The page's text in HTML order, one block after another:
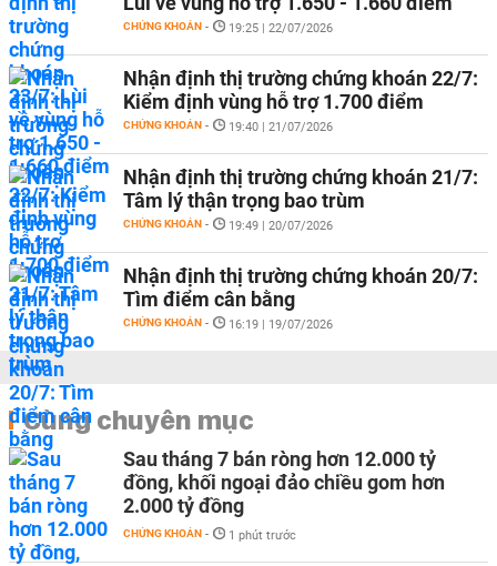
CHỨNG KHOÁN - 19:25 | 22/07/2026
Nhận định thị trường chứng khoán 22/7:
Kiểm định vùng hỗ trợ 1.700 điểm
CHỨNG KHOÁN - 19:40 | 21/07/2026
Nhận định thị trường chứng khoán 21/7:
Tâm lý thận trọng bao trùm
CHỨNG KHOÁN - 19:49 | 20/07/2026
Nhận định thị trường chứng khoán 20/7:
Tìm điểm cân bằng
CHỨNG KHOÁN - 16:19 | 19/07/2026
Cùng chuyên mục
Sau tháng 7 bán ròng hơn 12.000 tỷ
đồng, khối ngoại đảo chiều gom hơn
2.000 tỷ đồng
CHỨNG KHOÁN - 1 phút trước